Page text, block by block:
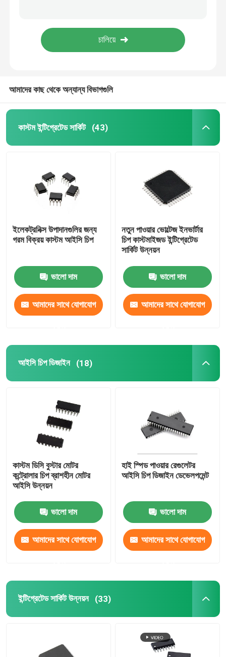
পিসিবি পিসিবিএ
HDMI ভিডিও চিপ
অডিও আইসি চিপ
ইউএসবি পেরিফেরাল চিপ
খেলনা আইসি
আমাদের কাছ থেকে অন্যান্য বিভাগগুলি
কাস্টম ইন্টিগ্রেটেড সার্কিট (43)
ইলেকট্রনিক্স উপাদানগুলির জন্য
গরম বিক্রয় কাস্টম আইসি চিপ
ভালো দাম
আমাদের সাথে যোগাযোগ
নতুন পাওয়ার ভোল্টেজ ইনভার্টার
চিপ কাস্টমাইজড ইন্টিগ্রেটেড
সার্কিট উন্নয়ন
ভালো দাম
আমাদের সাথে যোগাযোগ
আইসি চিপ ডিজাইন (18)
কাস্টম ডিসি বুস্টার মোটর
কন্ট্রোলার চিপ ব্রাশহীন মোটর
আইসি উন্নয়ন
ভালো দাম
আমাদের সাথে যোগাযোগ
হাই স্পিড পাওয়ার রেগুলেটর
আইসি চিপ ডিজাইন ডেভেলপমেন্ট
ভালো দাম
আমাদের সাথে যোগাযোগ
ইন্টিগ্রেটেড সার্কিট উন্নয়ন (33)